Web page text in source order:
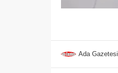
Ada Gazetesi